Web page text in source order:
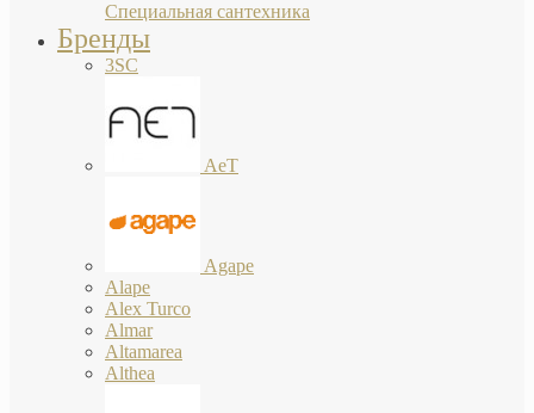
Специальная сантехника
Бренды
3SC
AeT
Agape
Alape
Alex Turco
Almar
Altamarea
Althea